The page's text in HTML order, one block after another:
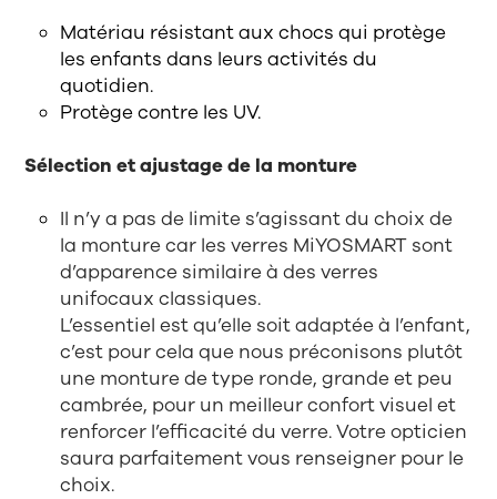
Matériau résistant aux chocs qui protège
les enfants dans leurs activités du
quotidien.
Protège contre les UV.
Sélection et ajustage de la monture
Il n’y a pas de limite s’agissant du choix de
la monture car les verres MiYOSMART sont
d’apparence similaire à des verres
unifocaux classiques.
L’essentiel est qu’elle soit adaptée à l’enfant,
c’est pour cela que nous préconisons plutôt
une monture de type ronde, grande et peu
cambrée, pour un meilleur confort visuel et
renforcer l’efficacité du verre. Votre opticien
saura parfaitement vous renseigner pour le
choix.